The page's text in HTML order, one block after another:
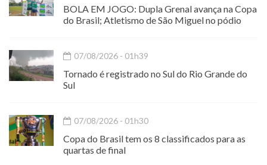
BOLA EM JOGO: Dupla Grenal avança na Copa
do Brasil; Atletismo de São Miguel no pódio
07/08/2026 - 01h39
Tornado é registrado no Sul do Rio Grande do
Sul
07/08/2026 - 01h30
Copa do Brasil tem os 8 classificados para as
quartas de final